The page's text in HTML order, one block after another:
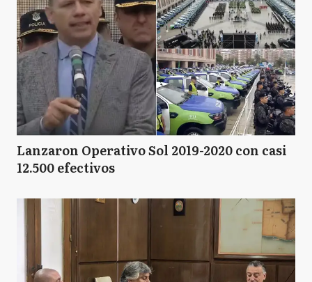
Lanzaron Operativo Sol 2019-2020 con casi
12.500 efectivos